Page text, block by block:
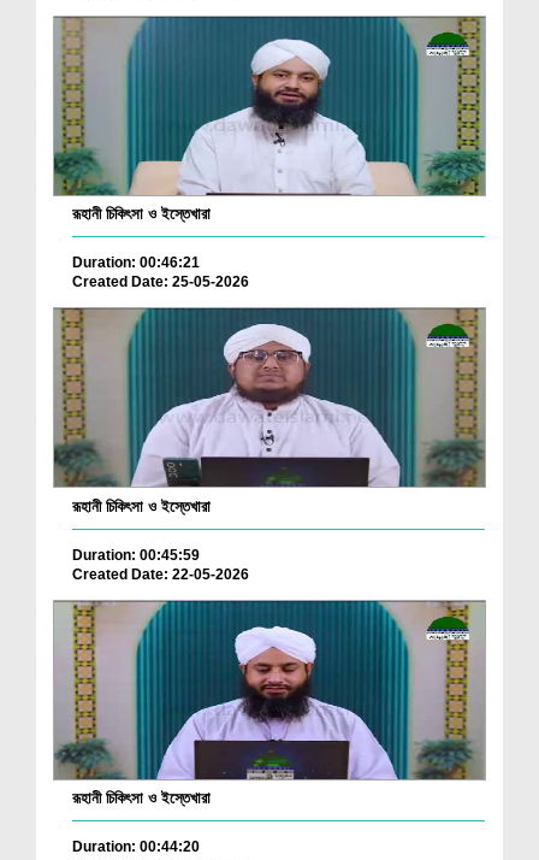
রূহানী চিকিৎসা ও ইস্তেখারা
Duration: 00:46:21
Created Date: 25-05-2026
রূহানী চিকিৎসা ও ইস্তেখারা
Duration: 00:45:59
Created Date: 22-05-2026
রূহানী চিকিৎসা ও ইস্তেখারা
Duration: 00:44:20